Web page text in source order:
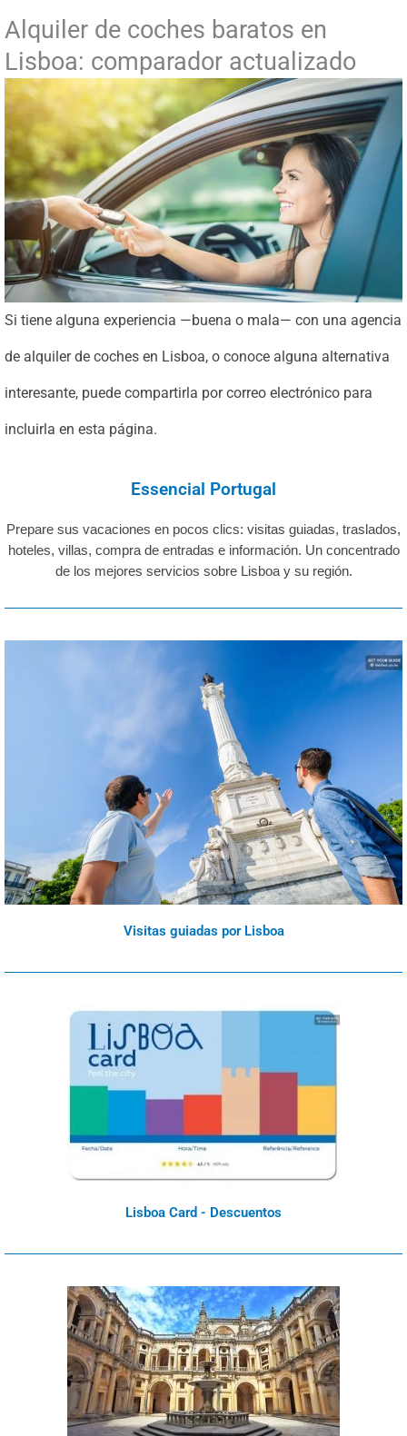
Alquiler de coches baratos en
Lisboa: comparador actualizado
Si tiene alguna experiencia —buena o mala— con una agencia
de alquiler de coches en Lisboa, o conoce alguna alternativa
interesante, puede compartirla por correo electrónico para
incluirla en esta página.
Essencial Portugal
Prepare sus vacaciones en pocos clics: visitas guiadas, traslados,
hoteles, villas, compra de entradas e información. Un concentrado
de los mejores servicios sobre Lisboa y su región.
Visitas guiadas por Lisboa
Lisboa Card - Descuentos